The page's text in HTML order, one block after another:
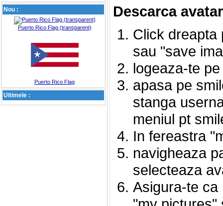
Nou :
Puerto Rico Flag (transparent)
Puerto Rico Flag
Ultimele :
Descarca
Click dreapta
sau "save
logeaza-te
apasa pe
stanga
meniul pt
In fereastra
navigheaza
selecteaza
Asigura-te ca